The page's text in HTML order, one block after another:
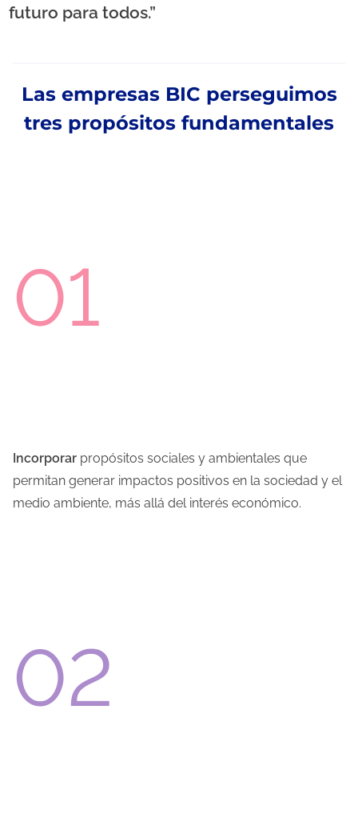
futuro para todos.”
Las empresas BIC perseguimos
tres propósitos fundamentales
01
Incorporar propósitos sociales y ambientales que
permitan generar impactos positivos en la sociedad y el
medio ambiente, más allá del interés económico.
02